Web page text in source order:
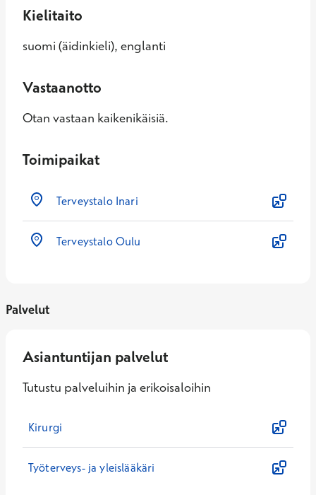
Kielitaito
suomi (äidinkieli), englanti
Vastaanotto
Otan vastaan kaikenikäisiä.
Toimipaikat
Terveystalo Inari
Terveystalo Oulu
Palvelut
Asiantuntijan palvelut
Tutustu palveluihin ja erikoisaloihin
Kirurgi
Työterveys- ja yleislääkäri